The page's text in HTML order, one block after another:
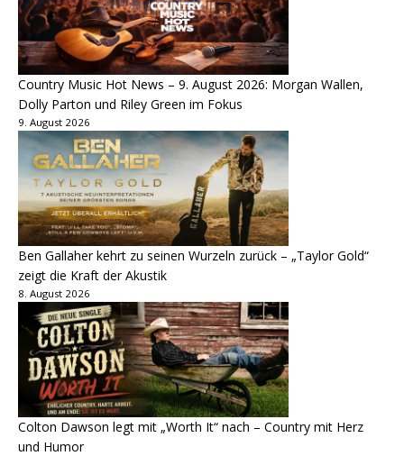
Country Music Hot News – 9. August 2026: Morgan Wallen,
Dolly Parton und Riley Green im Fokus
9. August 2026
Ben Gallaher kehrt zu seinen Wurzeln zurück – „Taylor Gold“
zeigt die Kraft der Akustik
8. August 2026
Colton Dawson legt mit „Worth It“ nach – Country mit Herz
und Humor